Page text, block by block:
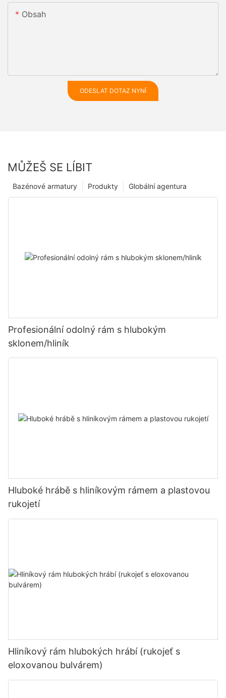
Obsah
ODESLAT DOTAZ NYNÍ
MŮŽEŠ SE LÍBIT
Globální agentura
Produkty
Bazénové armatury
Profesionální odolný rám s hlubokým
sklonem/hliník
Hluboké hrábě s hliníkovým rámem a plastovou
rukojetí
Hliníkový rám hlubokých hrábí (rukojeť s
eloxovanou bulvárem)